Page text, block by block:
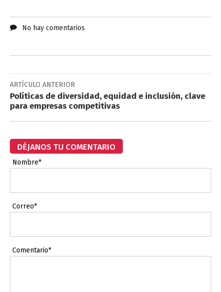
No hay comentarios
ARTÍCULO ANTERIOR
Políticas de diversidad, equidad e inclusión, clave
para empresas competitivas
DÉJANOS TU COMENTARIO
Nombre*
Correo*
Comentario*